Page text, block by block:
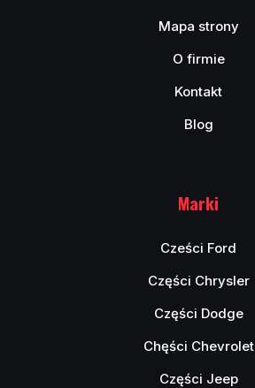
Mapa strony
O firmie
Kontakt
Blog
Marki
Cześci Ford
Części Chrysler
Części Dodge
Chęści Chevrolet
Części Jeep